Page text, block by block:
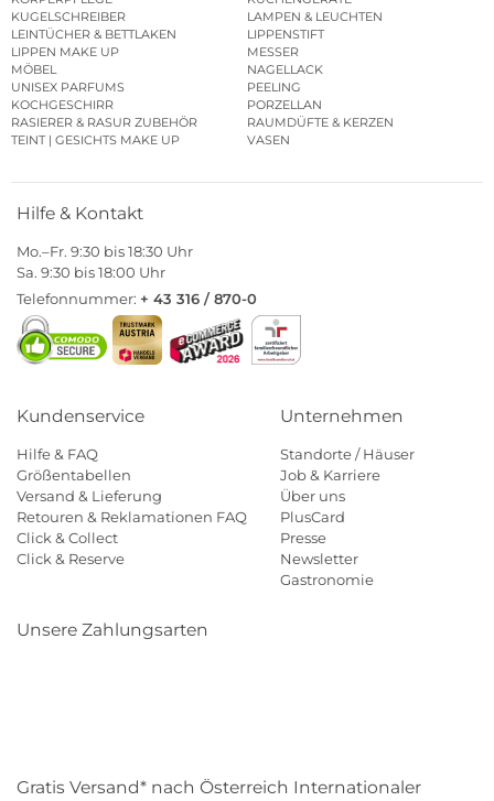
KUGELSCHREIBER
LAMPEN & LEUCHTEN
LEINTÜCHER & BETTLAKEN
LIPPENSTIFT
LIPPEN MAKE UP
MESSER
MÖBEL
NAGELLACK
UNISEX PARFUMS
PEELING
KOCHGESCHIRR
PORZELLAN
RASIERER & RASUR ZUBEHÖR
RAUMDÜFTE & KERZEN
TEINT | GESICHTS MAKE UP
VASEN
Hilfe & Kontakt
Mo.–Fr. 9:30 bis 18:30 Uhr
Sa. 9:30 bis 18:00 Uhr
Telefonnummer: + 43 316 / 870-0
Kundenservice
Hilfe & FAQ
Größentabellen
Versand & Lieferung
Retouren & Reklamationen FAQ
Click & Collect
Click & Reserve
Unternehmen
Standorte / Häuser
Job & Karriere
Über uns
PlusCard
Presse
Newsletter
Gastronomie
Unsere Zahlungsarten
Gratis Versand* nach Österreich Internationaler